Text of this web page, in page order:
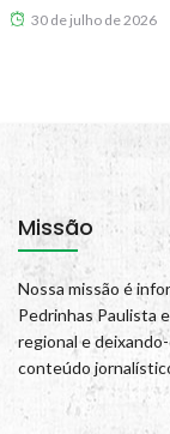
30 de julho de 2026
Missão
Nossa missão é
Pedrinhas Paulista
regional e
conteúdo